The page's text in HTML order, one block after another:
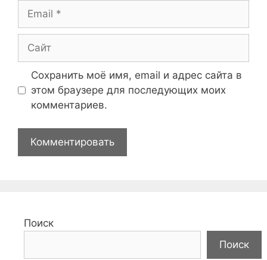
Email
Сайт
Сохранить моё имя, email и адрес сайта в
этом браузере для последующих моих
комментариев.
Поиск
Поиск